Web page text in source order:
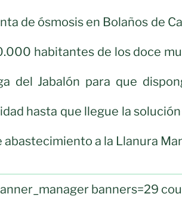
de ósmosis en Bolaños de
habitantes de los doce
del Jabalón para que
hasta que llegue la
a la Llanura
banners=29